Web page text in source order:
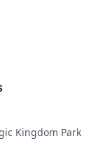
Kingdom Park